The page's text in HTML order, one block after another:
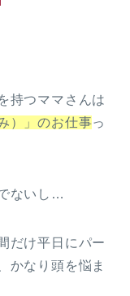
持つママさんは
）」のお仕事っ
ないし…
だけ平日にパー
かなり頭を悩ま